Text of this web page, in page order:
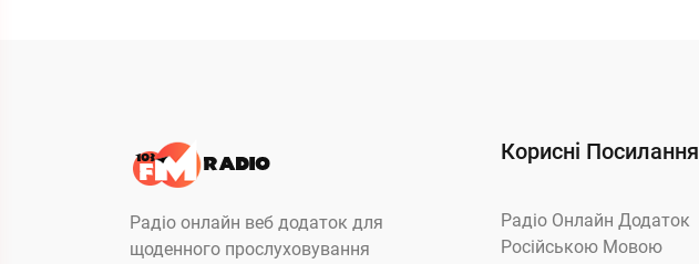
Радіо онлайн веб додаток для
щоденного прослуховування
Корисні Посилання
Радіо Онлайн Додаток
Російською Мовою